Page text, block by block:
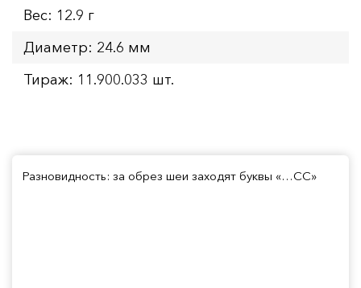
Вес: 12.9 г
Диаметр: 24.6 мм
Тираж: 11.900.033 шт.
Разновидность: за обрез шеи заходят буквы «…СС»